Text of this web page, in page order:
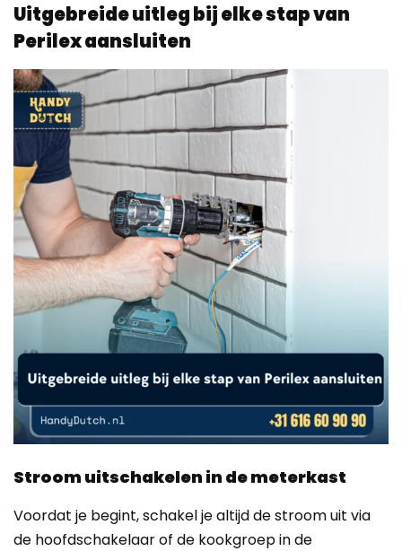
Uitgebreide uitleg bij elke stap van
Perilex aansluiten
Stroom uitschakelen in de meterkast
Voordat je begint, schakel je altijd de stroom uit via
de hoofdschakelaar of de kookgroep in de